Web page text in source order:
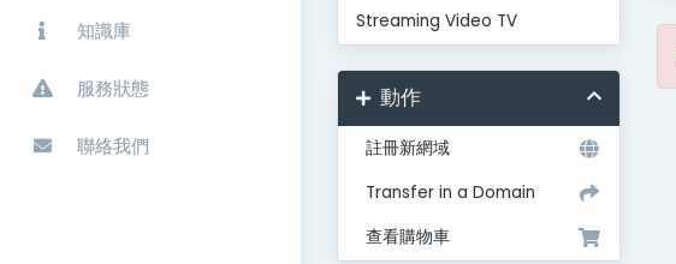
知識庫
服務狀態
聯絡我們
Streaming Video TV
動作
註冊新網域
Transfer in a Domain
查看購物車